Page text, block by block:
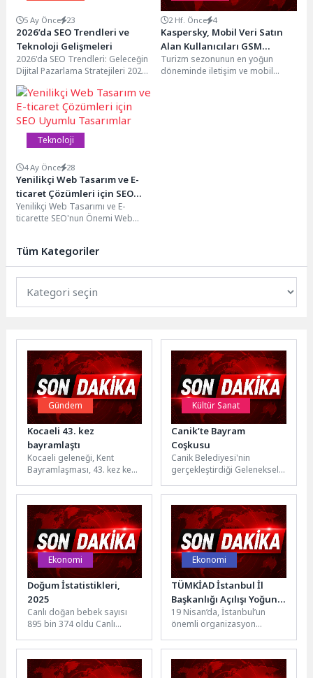
5 Ay Önce 23
2026’da SEO Trendleri ve
Teknoloji Gelişmeleri
2026'da SEO Trendleri: Geleceğin
Dijital Pazarlama Stratejileri 2026
yılına girerken dijital pazarlama
dünyasında SEO trendlerinde...
2 Hf. Önce 4
Kaspersky, Mobil Veri Satın
Alan Kullanıcıları GSM
Operatörlerinin Adını
Kullanan Dolandırıcılara
Turizm sezonunun en yoğun
döneminde iletişim ve mobil
Teknoloji
4 Ay Önce 28
Yenilikçi Web Tasarım ve E-
ticaret Çözümleri için SEO
Uyumlu Tasarımlar
Yenilikçi Web Tasarımı ve E-
ticarette SEO'nun Önemi Web
Tüm Kategoriler
Gündem
Kocaeli 43. kez
bayramlaştı
Kocaeli geleneği, Kent
Bayramlaşması, 43. kez kenti
mutluluğunun birlikte
paylaşıldığı programda
konuşan Kocaeli...
Kültür Sanat
Canik’te Bayram
Coşkusu
Canik Belediyesi'nin
gerçekleştirdiği Geleneksel
Bayramlaşma Programı
yoğun ilgi gördü. Canik
Belediyesi'nin ilçede
gerçekleştirdiği...
Ekonomi
Doğum İstatistikleri,
2025
Canlı doğan bebek sayısı
895 bin 374 oldu Canlı
yılında 895 bin...
Ekonomi
TÜMKİAD İstanbul İl
Başkanlığı Açılışı Yoğun
Katılımla Gerçekleşti
19 Nisan’da, İstanbul’un
önemli organizasyon
Beyatlı Kongre Merkezi’nde
gerçekleştirilen TÜMKİAD
İstanbul İl...